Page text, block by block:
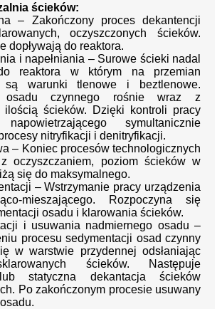
ścieków:
– Zakończony proces dekantencji
oczyszczonych ścieków.
dopływają do reaktora.
i napełniania – Surowe ścieki nadal
reaktora w którym na przemian
są warunki tlenowe i beztlenowe.
osadu czynnego rośnie wraz z
ilością ścieków. Dzięki kontroli pracy
symultanicznie
nitryfikacji i denitryfikacji.
– Koniec procesów technologicznych
oczyszczaniem, poziom ścieków w
się do maksymalnego.
– Wstrzymanie pracy urządzenia
mieszającego. Rozpoczyna się
osadu i klarowania ścieków.
i usuwania nadmiernego osadu –
procesu sedymentacji osad czynny
w warstwie przydennej odsłaniając
ścieków. Następuje
statyczna dekantacja ścieków
Po zakończonym procesie usuwany